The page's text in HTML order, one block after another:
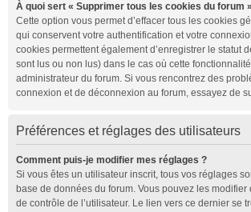
À quoi sert « Supprimer tous les cookies du forum
Cette option vous permet d’effacer tous les cookies
qui conservent votre authentification et votre
cookies permettent également d’enregistrer le statut
sont lus ou non lus) dans le cas où cette
administrateur du forum. Si vous rencontrez des
connexion et de déconnexion au forum, essayez de
Préférences et réglages des utilisateurs
Comment puis-je modifier mes réglages ?
Si vous êtes un utilisateur inscrit, tous vos réglages
base de données du forum. Vous pouvez les
de contrôle de l’utilisateur. Le lien vers ce dernier se